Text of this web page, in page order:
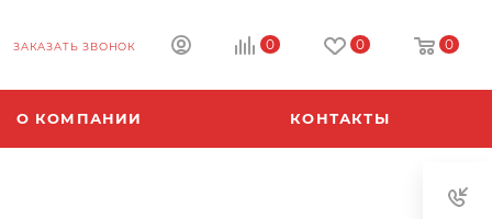
ЗАКАЗАТЬ ЗВОНОК 0 0 0
О КОМПАНИИ КОНТАКТЫ